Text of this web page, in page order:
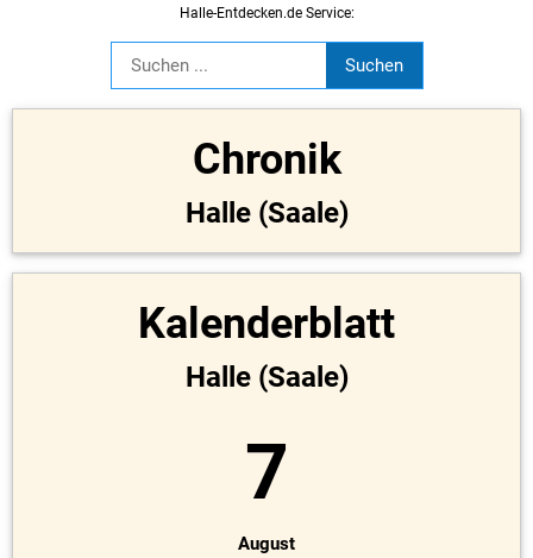
Halle-Entdecken.de Service:
Chronik
Halle (Saale)
Kalenderblatt
Halle (Saale)
7
August